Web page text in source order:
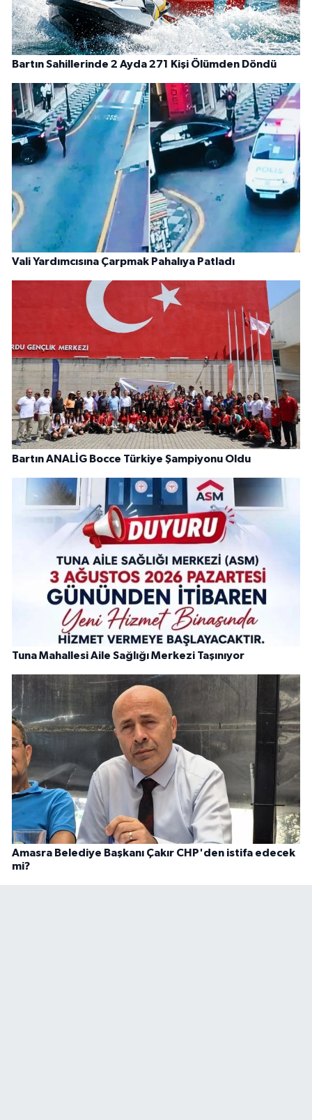
Bartın Sahillerinde 2 Ayda 271 Kişi Ölümden Döndü
Vali Yardımcısına Çarpmak Pahalıya Patladı
Bartın ANALİG Bocce Türkiye Şampiyonu Oldu
Tuna Mahallesi Aile Sağlığı Merkezi Taşınıyor
Amasra Belediye Başkanı Çakır CHP'den istifa edecek
mi?